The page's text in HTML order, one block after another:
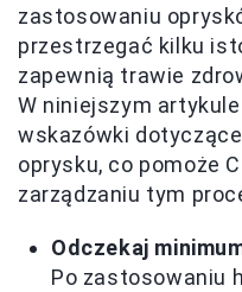
zastosowaniu
przestrzegać kilku
zapewnią trawie
W niniejszym
wskazówki
oprysku, co pomoże
zarządzaniu tym
Odczekaj
Po zastosowaniu